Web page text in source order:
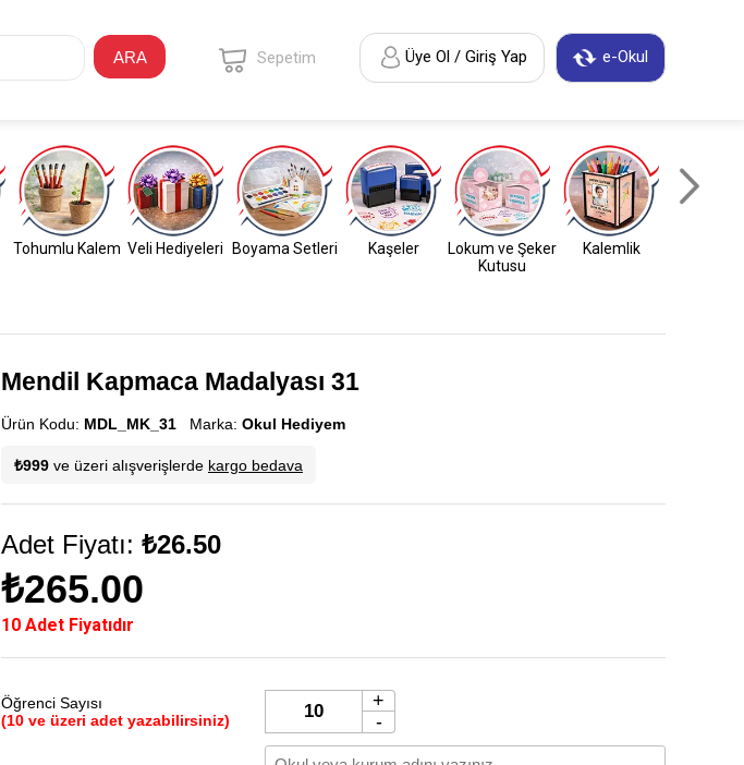
ARA e-Okul
Üye Ol / Giriş Yap
Sepetim
Tohumlu Kalem Veli Hediyeleri Boyama Setleri Kaşeler
Lokum ve Şeker
Kutusu
Kalemlik
Mendil Kapmaca Madalyası 31
Ürün Kodu: MDL_MK_31 Marka: Okul Hediyem
₺999 ve üzeri alışverişlerde kargo bedava
Adet Fiyatı: ₺26.50
₺265.00
10 Adet Fiyatıdır
Öğrenci Sayısı
(10 ve üzeri adet yazabilirsiniz)
+
-